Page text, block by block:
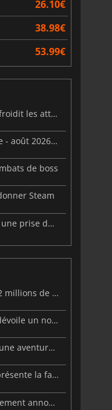
26.10€
38.98€
53.99€
Steam Frame : une fuite sur le prix refroidit les attentes VR
Sorties de jeux vidéo de cette semaine - août 2026 (semaine 32)
de boss
Steam
Des cartes de logiciels malveillants et une prise de contrôle de Discord ont touché Meccha Chameleon
Resident Evil: Veronica dépasse déjà 2 millions de wishlists
Beast of Reincarnation : Game Freak dévoile un nouveau pari
Big Walk est disponible : partez pour une aventure entre amis
Warhammer 40 000 : Dawn of War 4 présente la faction des Nécrons
Le DLC Nioh 3 : Hell Rising est officiellement annoncé